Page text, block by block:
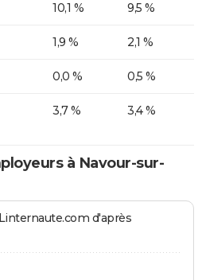
10,1 % 9,5 %
1,9 % 2,1 %
0,0 % 0,5 %
3,7 % 3,4 %
à Navour-sur-
d'après